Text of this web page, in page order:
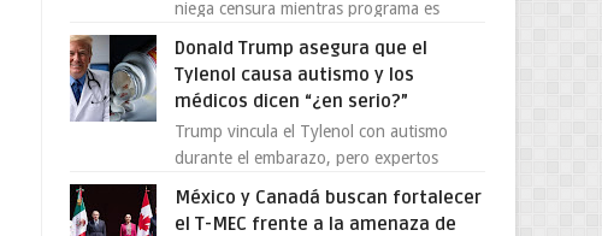
niega censura mientras programa es
programa Jimmy Kimmel Live! ...
Donald Trump asegura que el
Tylenol causa autismo y los
médicos dicen “¿en serio?”
Trump vincula el Tylenol con autismo
durante el embarazo, pero expertos
nuevo episodio de declaraciones...
México y Canadá buscan fortalecer
el T-MEC frente a la amenaza de